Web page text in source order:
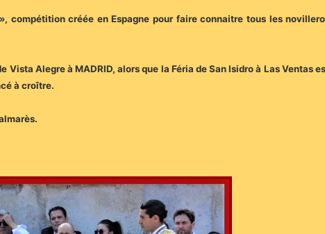
créée en Espagne pour faire connaitre tous les
Alegre à MADRID, alors que la Féria de San Isidro à Las Ventas
à croître.